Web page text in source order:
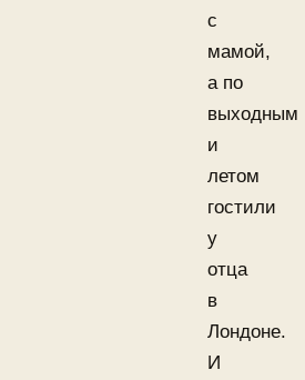
с
мамой,
а по
выходным
и
летом
гостили
у
отца
в
Лондоне.
И